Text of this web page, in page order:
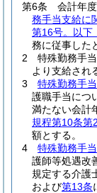
第6条
会計年
務手当支給に
第16号。以下
務に従事した
2
特殊勤務手
より支給され
3
特殊勤務手
護職手当につ
満たない会計
規程第10条第
額とする。
4
特殊勤務手
護師等処遇改
規定する介護
および第13条